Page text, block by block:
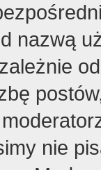
nazwą
nie